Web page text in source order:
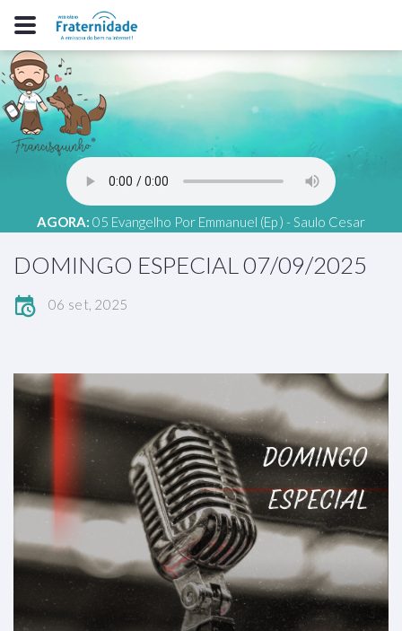
AGORA: 05 Evangelho Por Emmanuel (Ep ) - Saulo Cesar
DOMINGO ESPECIAL 07/09/2025
06 set, 2025